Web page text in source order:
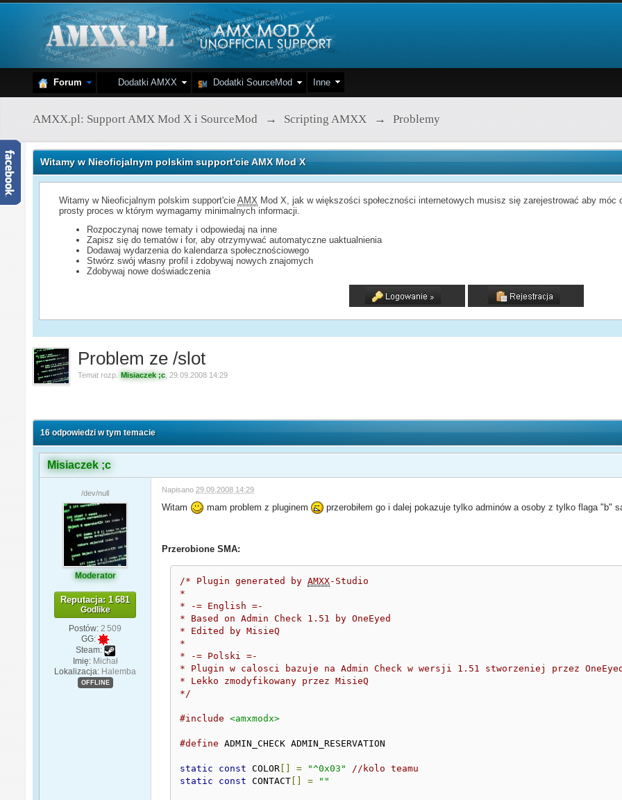
Forum Dodatki AMXX Dodatki SourceMod Inne
AMXX.pl: Support AMX Mod X i SourceMod → Scripting AMXX → Problemy
Witamy w Nieoficjalnym polskim support'cie AMX Mod X
Witamy w Nieoficjalnym polskim support'cieAMX Mod X, jak w większości społeczności internetowych musisz się zarejestrować aby
prosty proces w którym wymagamy minimalnych informacji.
Rozpoczynaj nowe tematy i odpowiedaj na inne
Zapisz się do tematów i for, aby otrzymywać automatyczne uaktualnienia
Dodawaj wydarzenia do kalendarza społecznościowego
Stwórz swój własny profil i zdobywaj nowych znajomych
Zdobywaj nowe doświadczenia
Problem ze /slot
Temat rozp. Misiaczek ;c 29.09.2008 14:29
16 odpowiedzi w tym temacie
Misiaczek ;c
/dev/null
Moderator
Reputacja: 1 681
Godlike
Postów: 2 509
GG:
Steam:
Imię: Michał
Lokalizacja: Halemba
OFFLINE
Napisano 29.09.2008 14:29
Witam mam problem z pluginem przerobiłem go i dalej pokazuje tylko adminów a osoby z tylko flaga "b"
Przerobione SMA:
/* Plugin generated by AMXX-Studio
*
* -= English =-
* Based on Admin Check 1.51 by OneEyed
* Edited by MisieQ
*
* -= Polski =-
* Plugin w calosci bazuje na Admin Check w wersji 1.51 stworzeniej przez OneEyed
* Lekko zmodyfikowany przez MisieQ
*/
#include <amxmodx>
#define ADMIN_CHECK ADMIN_RESERVATION
static const COLOR = "^0x03"
//kolo teamu
static
const CONTACT = ""